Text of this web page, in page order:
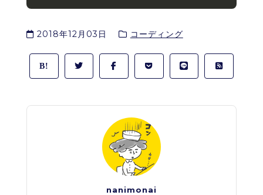
2018年12月03日 コーディング
nanimonai